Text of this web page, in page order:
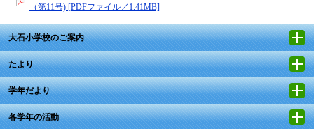
（第11号) [PDFファイル／1.41MB]
大石小学校のご案内
たより
学年だより
各学年の活動